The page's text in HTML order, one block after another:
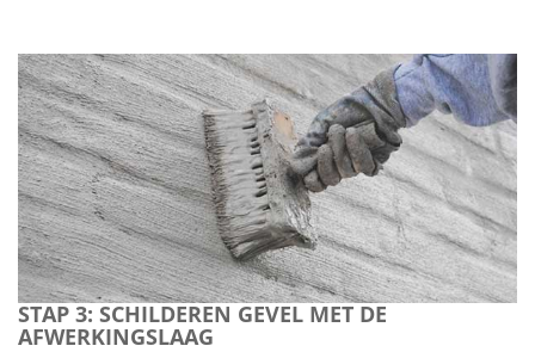
STAP 3: SCHILDEREN GEVEL MET DE
AFWERKINGSLAAG